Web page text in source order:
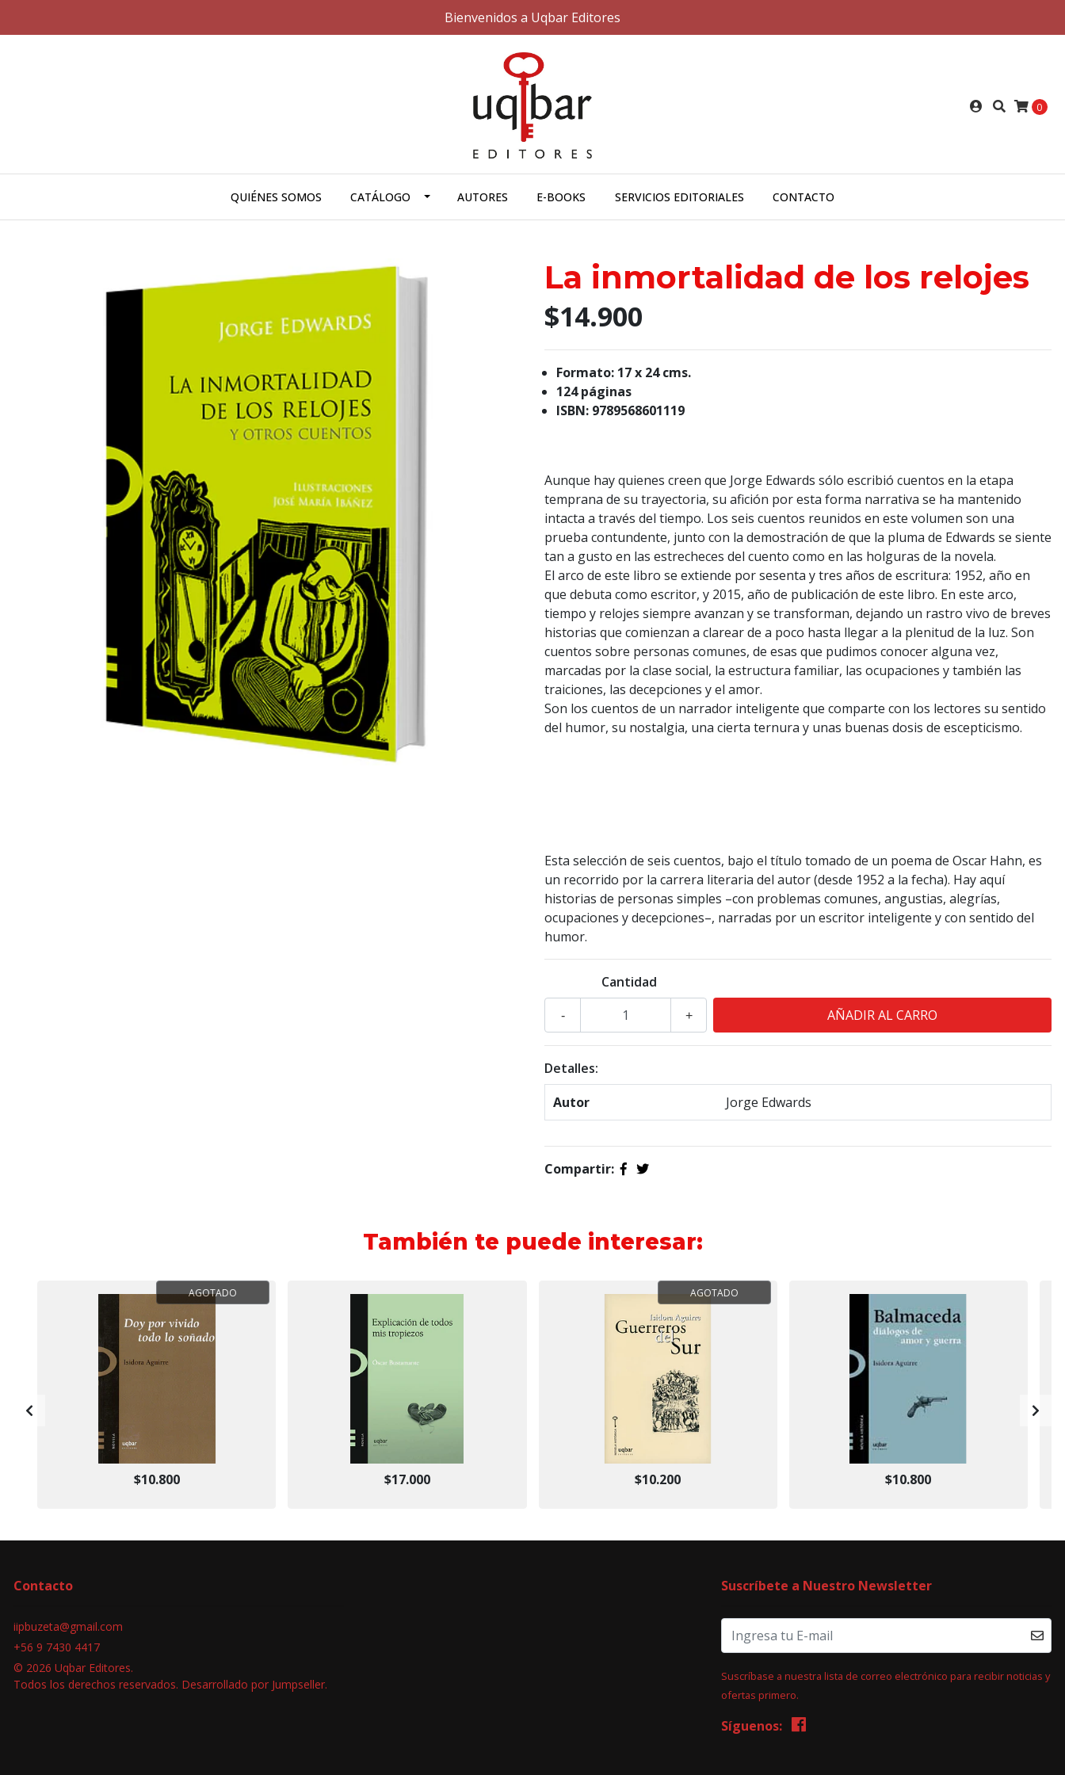
Bienvenidos a Uqbar Editores
0
QUIÉNES SOMOS CATÁLOGO AUTORES E-BOOKS SERVICIOS EDITORIALES CONTACTO
La inmortalidad de los relojes
$14.900
Formato: 17 x 24 cms.
124 páginas
ISBN: 9789568601119
Aunque hay quienes creen que Jorge Edwards sólo escribió cuentos en la etapa
temprana de su trayectoria, su afición por esta forma narrativa se ha mantenido
intacta a través del tiempo. Los seis cuentos reunidos en este volumen son una
prueba contundente, junto con la demostración de que la pluma de Edwards se siente
tan a gusto en las estrecheces del cuento como en las holguras de la novela.
El arco de este libro se extiende por sesenta y tres años de escritura: 1952, año en
que debuta como escritor, y 2015, año de publicación de este libro. En este arco,
tiempo y relojes siempre avanzan y se transforman, dejando un rastro vivo de breves
historias que comienzan a clarear de a poco hasta llegar a la plenitud de la luz. Son
cuentos sobre personas comunes, de esas que pudimos conocer alguna vez,
marcadas por la clase social, la estructura familiar, las ocupaciones y también las
traiciones, las decepciones y el amor.
Son los cuentos de un narrador inteligente que comparte con los lectores su sentido
del humor, su nostalgia, una cierta ternura y unas buenas dosis de escepticismo.
Esta selección de seis cuentos, bajo el título tomado de un poema de Oscar Hahn, es
un recorrido por la carrera literaria del autor (desde 1952 a la fecha). Hay aquí
historias de personas simples –con problemas comunes, angustias, alegrías,
ocupaciones y decepciones–, narradas por un escritor inteligente y con sentido del
humor.
Cantidad
+
-
Detalles:
Autor
Jorge Edwards
Compartir:
También te puede interesar:
$10.800
AGOTADO
$17.000 $10.200
AGOTADO
$10.800
Contacto
iipbuzeta@gmail.com
+56 9 7430 4417
© 2026 Uqbar Editores.
Todos los derechos reservados. Desarrollado por Jumpseller.
Suscríbete a Nuestro Newsletter
Suscríbase a nuestra lista de correo electrónico para recibir noticias y
ofertas primero.
Síguenos: